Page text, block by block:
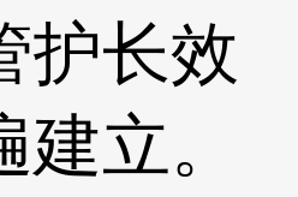
护长效
立。